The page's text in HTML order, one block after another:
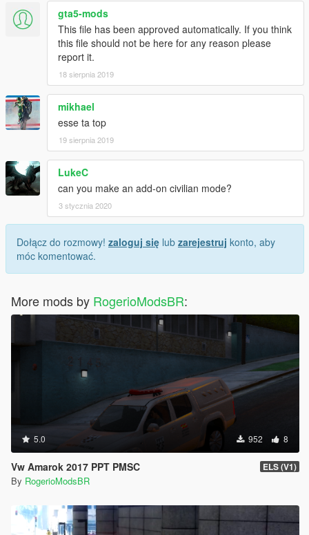
Installation:Handling Do Not Roll Over
GTAV/mods/upadte/update.rpf/common/data
installation car
GTA V/update/ x64/ dlcpacks/ patchday3ng/ dlc.rpf/ x64/ levels/
gta5/ vehicles.rpf
......... I ask for education, respect the work of others ........
gta5-mods
This file has been approved automatically. If you think
this file should not be here for any reason please
report it.
18 sierpnia 2019
mikhael
esse ta top
19 sierpnia 2019
LukeC
can you make an add-on civilian mode?
3 stycznia 2020
Dołącz do rozmowy! zaloguj się lub zarejestruj konto, aby
móc komentować.
More mods by RogerioModsBR:
5.0 952 8
Vw Amarok 2017 PPT PMSC ELS (V1)
By RogerioModsBR